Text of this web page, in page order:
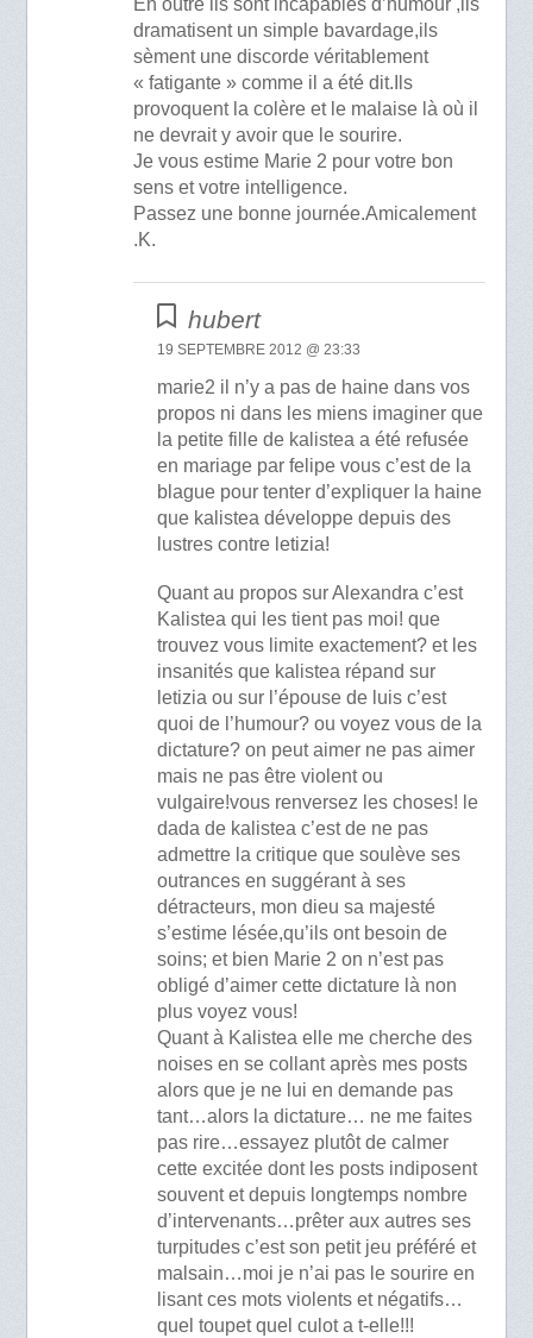
En outre ils sont incapables d’humour ,ils
dramatisent un simple bavardage,ils
sèment une discorde véritablement
« fatigante » comme il a été dit.Ils
provoquent la colère et le malaise là où il
ne devrait y avoir que le sourire.
Je vous estime Marie 2 pour votre bon
sens et votre intelligence.
Passez une bonne journée.Amicalement
.K.
hubert
19 SEPTEMBRE 2012 @ 23:33
marie2 il n’y a pas de haine dans vos
propos ni dans les miens imaginer que
la petite fille de kalistea a été refusée
en mariage par felipe vous c’est de la
blague pour tenter d’expliquer la haine
que kalistea développe depuis des
lustres contre letizia!
Quant au propos sur Alexandra c’est
Kalistea qui les tient pas moi! que
trouvez vous limite exactement? et les
insanités que kalistea répand sur
letizia ou sur l’épouse de luis c’est
quoi de l’humour? ou voyez vous de la
dictature? on peut aimer ne pas aimer
mais ne pas être violent ou
vulgaire!vous renversez les choses! le
dada de kalistea c’est de ne pas
admettre la critique que soulève ses
outrances en suggérant à ses
détracteurs, mon dieu sa majesté
s’estime lésée,qu’ils ont besoin de
soins; et bien Marie 2 on n’est pas
obligé d’aimer cette dictature là non
plus voyez vous!
Quant à Kalistea elle me cherche des
noises en se collant après mes posts
alors que je ne lui en demande pas
tant…alors la dictature… ne me faites
pas rire…essayez plutôt de calmer
cette excitée dont les posts indiposent
souvent et depuis longtemps nombre
d’intervenants…prêter aux autres ses
turpitudes c’est son petit jeu préféré et
malsain…moi je n’ai pas le sourire en
lisant ces mots violents et négatifs…
quel toupet quel culot a t-elle!!!